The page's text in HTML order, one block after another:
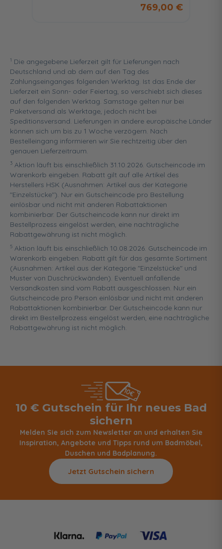
769,00 €
1 Die angegebene Lieferzeit gilt für Lieferungen nach
Deutschland und ab dem auf den Tag des
Zahlungseinganges folgenden Werktag. Ist das Ende der
Lieferzeit ein Sonn- oder Feiertag, so verschiebt sich dieses
auf den folgenden Werktag. Samstage gelten nur bei
Paketversand als Werktage, jedoch nicht bei
Speditionsversand. Lieferungen in andere europäische Länder
können sich um bis zu 1 Woche verzögern. Nach
Bestelleingang informieren wir Sie rechtzeitig über den
genauen Lieferzeitraum.
3 Aktion läuft bis einschließlich 31.10.2026. Gutscheincode im
Warenkorb eingeben. Rabatt gilt auf alle Artikel des
Herstellers HSK (Ausnahmen: Artikel aus der Kategorie
"Einzelstücke"). Nur ein Gutscheincode pro Bestellung
einlösbar und nicht mit anderen Rabattaktionen
kombinierbar. Der Gutscheincode kann nur direkt im
Bestellprozess eingelöst werden, eine nachträgliche
Rabattgewährung ist nicht möglich.
5 Aktion läuft bis einschließlich 10.08.2026. Gutscheincode im
Warenkorb eingeben. Rabatt gilt für das gesamte Sortiment
(Ausnahmen: Artikel aus der Kategorie "Einzelstücke" und
Muster von Duschrückwänden). Eventuell anfallende
Versandkosten sind vom Rabatt ausgeschlossen. Nur ein
Gutscheincode pro Person einlösbar und nicht mit anderen
Rabattaktionen kombinierbar. Der Gutscheincode kann nur
direkt im Bestellprozess eingelöst werden, eine nachträgliche
Rabattgewährung ist nicht möglich.
10 € Gutschein für Ihr neues Bad
sichern
Melden Sie sich zum Newsletter an und erhalten Sie
Inspiration, Angebote und Tipps rund um Badmöbel,
Duschen und Badplanung.
Jetzt Gutschein sichern